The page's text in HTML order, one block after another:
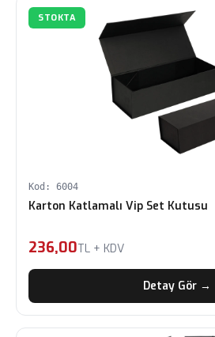
STOKTA
Kod: 6004
Karton Katlamalı Vip Set Kutusu
236,00TL + KDV
Detay Gör →